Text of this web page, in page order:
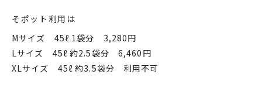
そポット利用は
Mサイズ 45ℓ 1袋分 3,280円
Lサイズ 45ℓ 約2.5袋分 6,460円
XLサイズ 45ℓ 約3.5袋分 利用不可